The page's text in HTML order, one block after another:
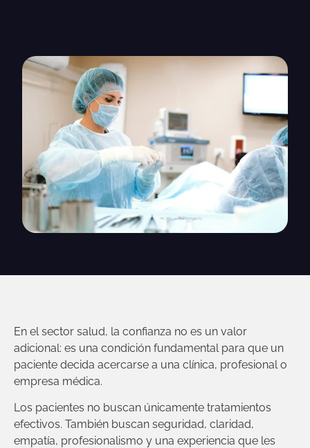
En el sector salud, la confianza no es un valor
adicional: es una condición fundamental para que un
paciente decida acercarse a una clínica, profesional o
empresa médica.
Los pacientes no buscan únicamente tratamientos
efectivos. También buscan seguridad, claridad,
empatía, profesionalismo y una experiencia que les